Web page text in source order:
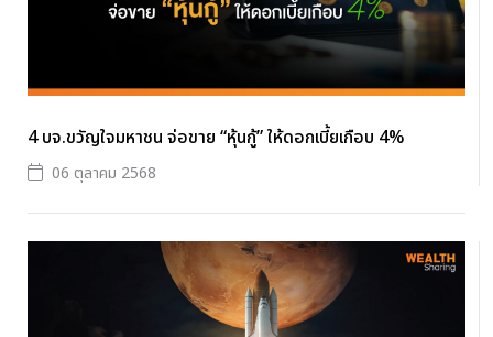
4 บจ.ขวัญใจมหาชน จ่อขาย “หุ้นกู้” ให้ดอกเบี้ยเกือบ 4%
06 ตุลาคม 2568